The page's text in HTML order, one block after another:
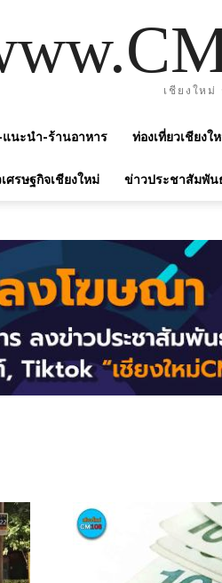
เชียงใหม่
แนะนำ-ร้านอาหาร ท่องเที่ยวเชียงใ
ศรษฐกิจเชียงใหม่ ข่าวประชาสัมพัน